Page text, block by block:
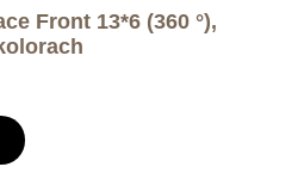
Front 13*6 (360 °),